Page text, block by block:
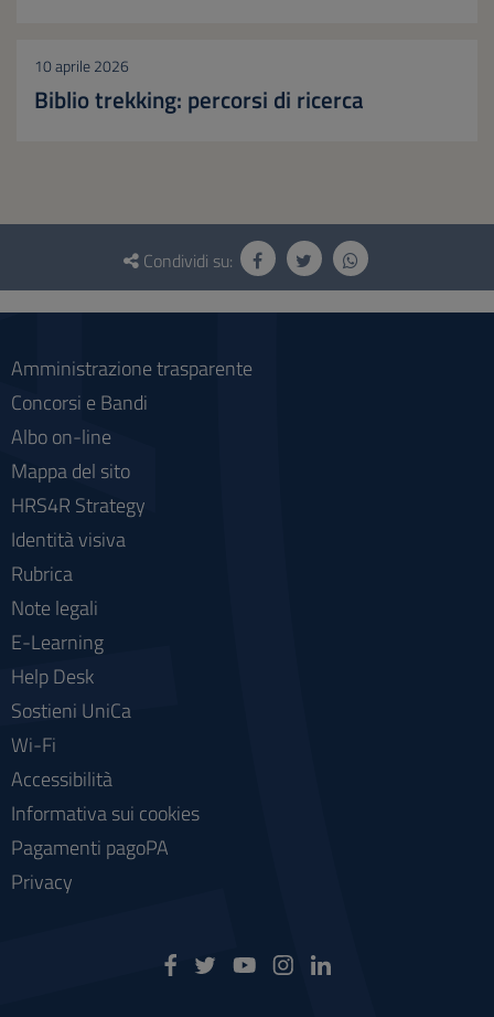
10 aprile 2026
Biblio trekking: percorsi di ricerca
Questionario
social
Condividi su:
Amministrazione trasparente
Concorsi e Bandi
Albo on-line
Mappa del sito
HRS4R Strategy
Identità visiva
Rubrica
Note legali
E-Learning
Help Desk
Sostieni UniCa
Wi-Fi
Accessibilità
Informativa sui cookies
Pagamenti pagoPA
Privacy